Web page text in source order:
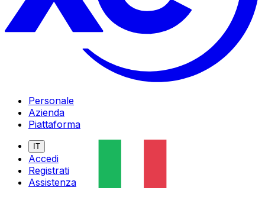
Personale
Azienda
Piattaforma
IT
Accedi
Registrati
Assistenza